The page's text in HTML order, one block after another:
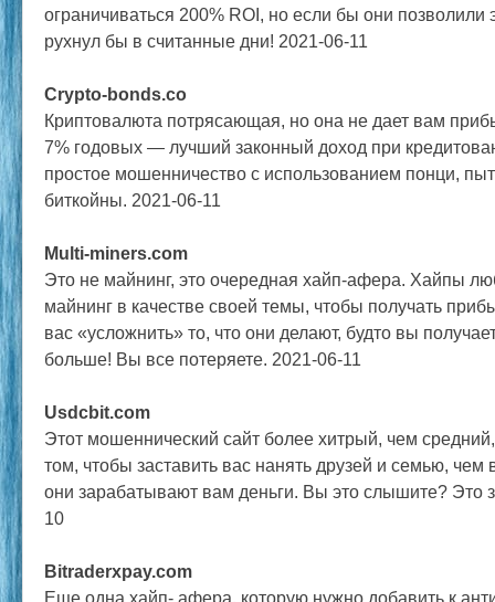
ограничиваться 200% ROI, но если бы они позволили
рухнул бы в считанные дни! 2021-06-11
Crypto-bonds.co
Криптовалюта потрясающая, но она не дает вам
7% годовых — лучший законный доход при
простое мошенничество с использованием понци,
биткойны. 2021-06-11
Multi-miners.com
Это не майнинг, это очередная хайп-афера. Хайпы
майнинг в качестве своей темы, чтобы получать
вас «усложнить» то, что они делают, будто вы
больше! Вы все потеряете. 2021-06-11
Usdcbit.com
Этот мошеннический сайт более хитрый, чем
том, чтобы заставить вас нанять друзей и семью, чем
они зарабатывают вам деньги. Вы это слышите? Это
10
Bitraderxpay.com
Еще одна хайп- афера, которую нужно добавить к